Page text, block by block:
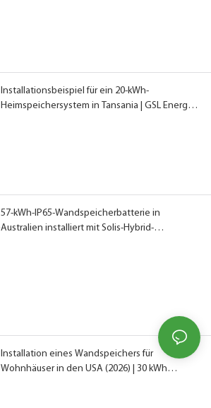
Installationsbeispiel für ein 20-kWh-
Heimspeichersystem in Tansania | GSL Energy
57-kWh-IP65-Wandspeicherbatterie in
Australien installiert mit Solis-Hybrid-
Installation eines Wandspeichers für
Wohnhäuser in den USA (2026) | 30 kWh